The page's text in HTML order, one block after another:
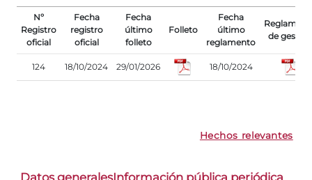
Nº
Registro
oficial
Fecha
registro
oficial
Fecha
último
folleto
Folleto
Fecha
último
reglamento
de gestión
124 18/10/2024 29/01/2026 18/10/2024
Hechos relevantes